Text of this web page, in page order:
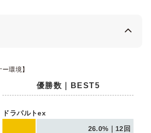
環境】
優勝数｜BEST5
ドラパルトex
26.0%｜12回